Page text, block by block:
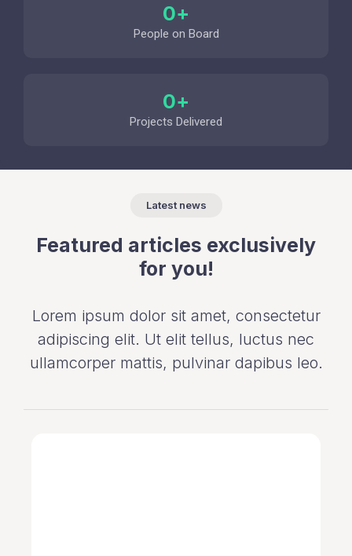
0+
People on Board
0+
Projects Delivered
Latest news
Featured articles exclusively
for you!
Lorem ipsum dolor sit amet, consectetur
adipiscing elit. Ut elit tellus, luctus nec
ullamcorper mattis, pulvinar dapibus leo.